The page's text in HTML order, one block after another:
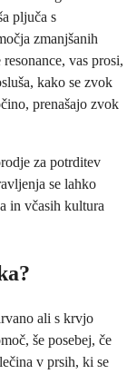
pljuča s
zmanjšanih
vas prosi,
kako se zvok
prenašajo zvok
za potrditev
se lahko
in včasih kultura
ali s krvjo
še posebej, če
v prsih, ki se